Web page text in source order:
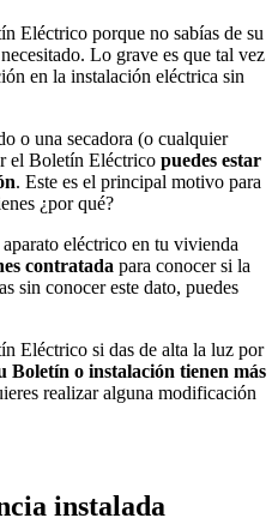
Eléctrico porque no sabías de su
Lo grave es que tal vez
en la instalación eléctrica sin
o una secadora (o cualquier
el Boletín Eléctrico puedes estar
. Este es el principal motivo para
¿por qué?
eléctrico en tu vivienda
contratada para conocer si la
sin conocer este dato, puedes
Eléctrico si das de alta la luz por
Boletín o instalación tienen más
realizar alguna modificación
instalada